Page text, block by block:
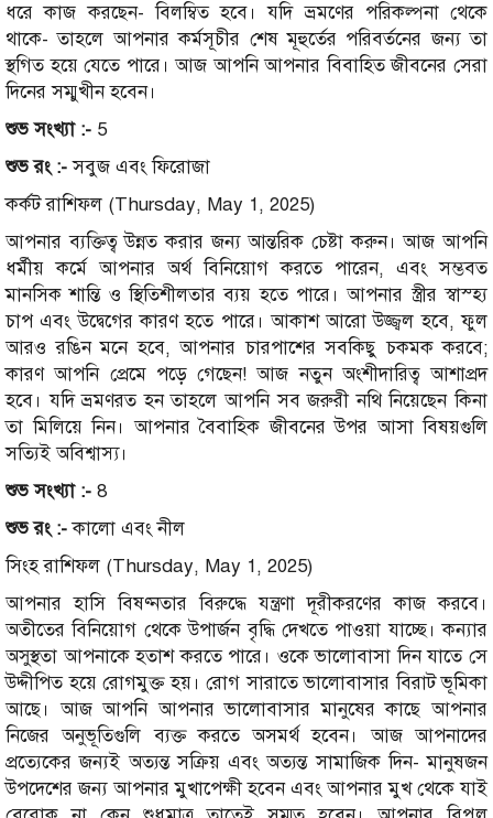
ধরে কাজ করছেন- বিলম্বিত হবে। যদি ভ্রমণের পরিকল্পনা থেকে
থাকে- তাহলে আপনার কর্মসূচীর শেষ মূহুর্তের পরিবর্তনের জন্য তা
স্থগিত হয়ে যেতে পারে। আজ আপনি আপনার বিবাহিত জীবনের সেরা
দিনের সম্মুখীন হবেন।
শুভ সংখ্যা :- 5
শুভ রং :-সবুজ এবং ফিরোজা
কর্কট রাশিফল (Thursday, May 1, 2025)
আপনার ব্যক্তিত্ব উন্নত করার জন্য আন্তরিক চেষ্টা করুন। আজ আপনি
ধর্মীয় কর্মে আপনার অর্থ বিনিয়োগ করতে পারেন, এবং সম্ভবত
মানসিক শান্তি ও স্থিতিশীলতার ব্যয় হতে পারে। আপনার স্ত্রীর স্বাস্হ্য
চাপ এবং উদ্বেগের কারণ হতে পারে। আকাশ আরো উজ্জ্বল হবে, ফুল
আরও রঙিন মনে হবে, আপনার চারপাশের সবকিছু চকমক করবে;
কারণ আপনি প্রেমে পড়ে গেছেন! আজ নতুন অংশীদারিত্ব আশাপ্রদ
হবে। যদি ভ্রমণরত হন তাহলে আপনি সব জরুরী নথি নিয়েছেন কিনা
তা মিলিয়ে নিন। আপনার বৈবাহিক জীবনের উপর আসা বিষয়গুলি
সত্যিই অবিশ্বাস্য।
শুভ সংখ্যা :- 8
শুভ রং :-কালো এবং নীল
সিংহ রাশিফল (Thursday, May 1, 2025)
আপনার হাসি বিষণ্নতার বিরুদ্ধে যন্ত্রণা দূরীকরণের কাজ করবে।
অতীতের বিনিয়োগ থেকে উপার্জন বৃদ্ধি দেখতে পাওয়া যাচ্ছে। কন্যার
অসুস্থতা আপনাকে হতাশ করতে পারে। ওকে ভালোবাসা দিন যাতে সে
উদ্দীপিত হয়ে রোগমুক্ত হয়। রোগ সারাতে ভালোবাসার বিরাট ভূমিকা
আছে। আজ আপনি আপনার ভালোবাসার মানুষের কাছে আপনার
নিজের অনুভূতিগুলি ব্যক্ত করতে অসমর্থ হবেন। আজ আপনাদের
প্রত্যেকের জন্যই অত্যন্ত সক্রিয় এবং অত্যন্ত সামাজিক দিন- মানুষজন
উপদেশের জন্য আপনার মুখাপেক্ষী হবেন এবং আপনার মুখ থেকে যাই